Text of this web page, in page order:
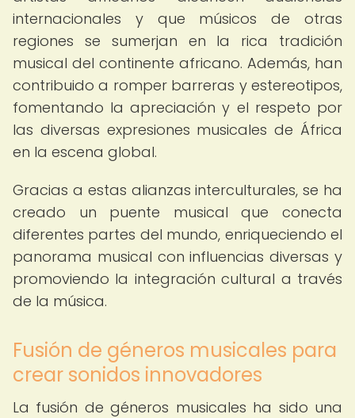
internacionales y que músicos de otras
regiones se sumerjan en la rica tradición
musical del continente africano. Además, han
contribuido a romper barreras y estereotipos,
fomentando la apreciación y el respeto por
las diversas expresiones musicales de África
en la escena global.
Gracias a estas alianzas interculturales, se ha
creado un puente musical que conecta
diferentes partes del mundo, enriqueciendo el
panorama musical con influencias diversas y
promoviendo la integración cultural a través
de la música.
Fusión de géneros musicales para
crear sonidos innovadores
La fusión de géneros musicales ha sido una